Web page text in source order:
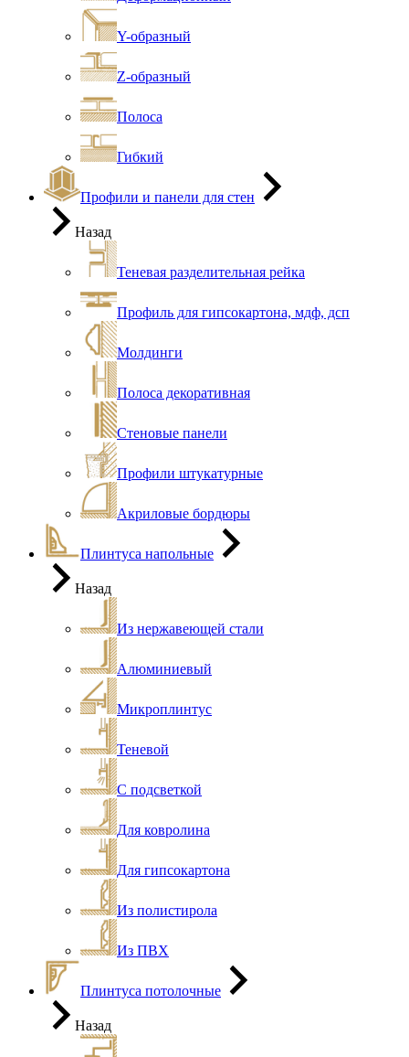
Y-образный
Z-образный
Полоса
Гибкий
Профили и панели для стен
Назад
Теневая разделительная рейка
Профиль для гипсокартона, мдф, дсп
Молдинги
Полоса декоративная
Стеновые панели
Профили штукатурные
Акриловые бордюры
Плинтуса напольные
Назад
Из нержавеющей стали
Алюминиевый
Микроплинтус
Теневой
С подсветкой
Для ковролина
Для гипсокартона
Из полистирола
Из ПВХ
Плинтуса потолочные
Назад